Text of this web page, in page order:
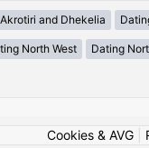
and Dhekelia
North West Dating
Cookies & AVG